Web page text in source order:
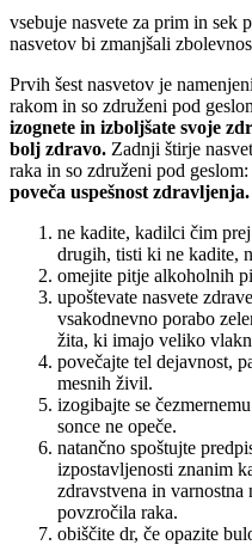
vsebuje nasvete za prim in sek
nasvetov bi zmanjšali
Prvih šest nasvetov je
rakom in so združeni pod
izognete in izboljšate svoje
bolj zdravo. Zadnji štirje
raka in so združeni pod geslom:
poveča uspešnost zdravljenja.
ne kadite, kadilci čim
drugih, tisti ki ne kadite,
omejite pitje alkoholnih
upoštevate nasvete
vsakodnevno porabo
žita, ki imajo veliko
povečajte tel dejavnost,
mesnih živil.
izogibajte se
sonce ne opeče.
natančno spoštujte
izpostavljenosti znanim
zdravstvena in
povzročila raka.
obiščite dr, če opazite